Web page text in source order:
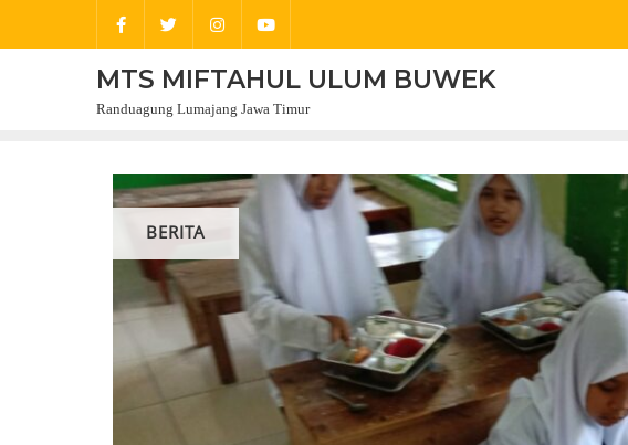
MTS MIFTAHUL ULUM BUWEK
Randuagung Lumajang Jawa Timur
BERITA